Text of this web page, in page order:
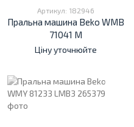
Артикул: 182946
Пральна машина Beko WMB
71041 M
Ціну уточнюйте